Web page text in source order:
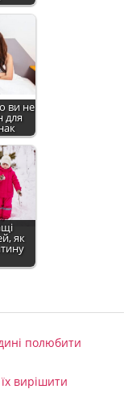
ви не
для
як
полюбити
вирішити